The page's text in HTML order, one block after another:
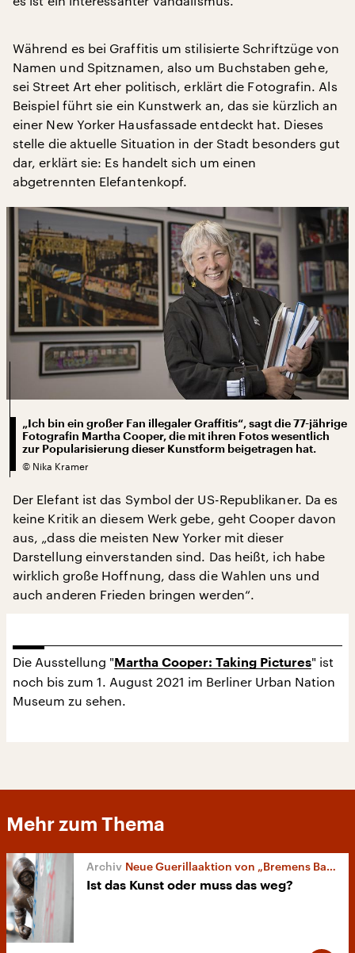
Während es bei Graffitis um stilisierte Schriftzüge von
Namen und Spitznamen, also um Buchstaben gehe,
sei Street Art eher politisch, erklärt die Fotografin. Als
Beispiel führt sie ein Kunstwerk an, das sie kürzlich an
einer New Yorker Hausfassade entdeckt hat. Dieses
stelle die aktuelle Situation in der Stadt besonders gut
dar, erklärt sie: Es handelt sich um einen
abgetrennten Elefantenkopf.
„Ich bin ein großer Fan illegaler Graffitis“, sagt die 77-jährige
Fotografin Martha Cooper, die mit ihren Fotos wesentlich
zur Popularisierung dieser Kunstform beigetragen hat.
© Nika Kramer
Der Elefant ist das Symbol der US-Republikaner. Da es
keine Kritik an diesem Werk gebe, geht Cooper davon
aus, „dass die meisten New Yorker mit dieser
Darstellung einverstanden sind. Das heißt, ich habe
wirklich große Hoffnung, dass die Wahlen uns und
auch anderen Frieden bringen werden“.
Die Ausstellung " Martha Cooper: Taking Pictures" ist
noch bis zum 1. August 2021 im Berliner Urban Nation
Museum zu sehen.
Mehr zum Thema
Neue Guerillaaktion von „Bremens Banksy“
Ist das Kunst oder muss das weg?